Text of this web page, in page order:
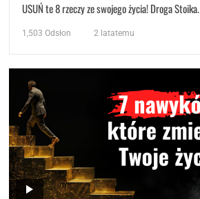
USUŃ te 8 rzeczy ze swojego życia! Droga Stoika.
1,503 Odsłon 2 latatemu